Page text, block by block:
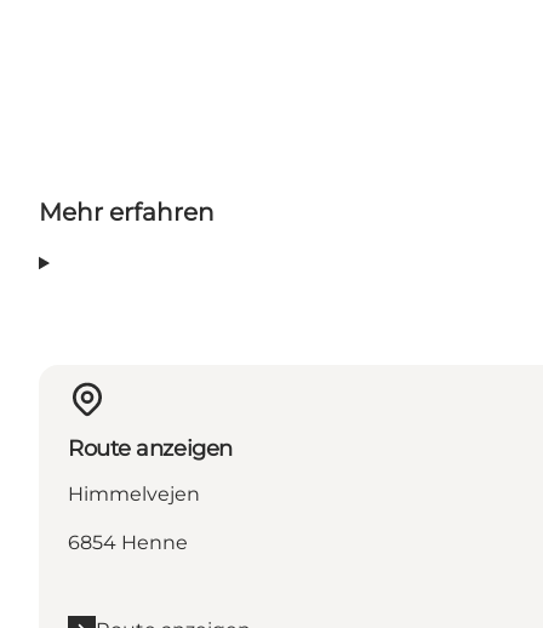
Mehr erfahren
Route anzeigen
Himmelvejen
6854 Henne